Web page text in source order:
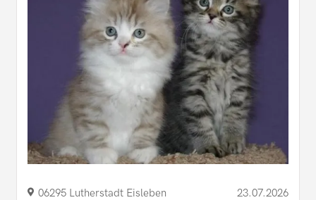
06295 Lutherstadt Eisleben 23.07.2026